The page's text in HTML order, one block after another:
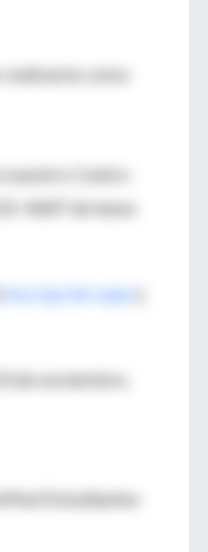
como
nuestro Centro
4687 de lunes
inscripción aquí
de noviembre.
Estudiantes